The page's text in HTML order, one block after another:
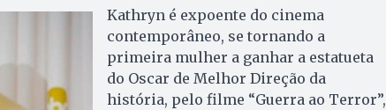
Kathryn é expoente do cinema
contemporâneo, se tornando a
primeira mulher a ganhar a estatueta
do Oscar de Melhor Direção da
história, pelo filme “Guerra ao Terror”,